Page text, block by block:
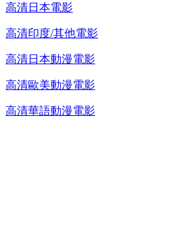
高清日本電影
高清印度/其他電影
高清日本動漫電影
高清歐美動漫電影
高清華語動漫電影